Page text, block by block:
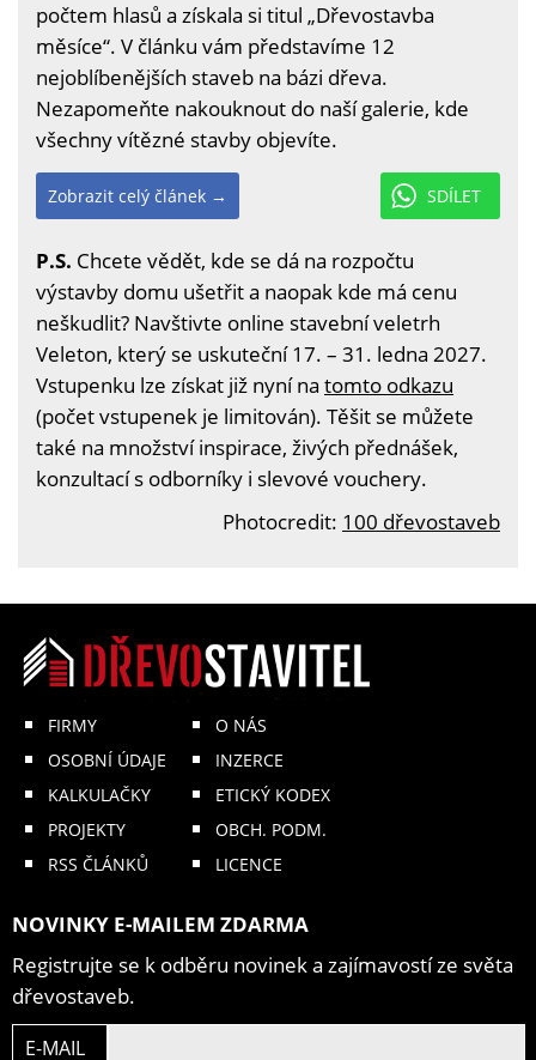
počtem hlasů a získala si titul „Dřevostavba
měsíce“. V článku vám představíme 12
nejoblíbenějších staveb na bázi dřeva.
Nezapomeňte nakouknout do naší galerie, kde
všechny vítězné stavby objevíte.
SDÍLET
Zobrazit celý článek →
P.S. Chcete vědět, kde se dá na rozpočtu
výstavby domu ušetřit a naopak kde má cenu
neškudlit? Navštivte online stavební veletrh
Veleton, který se uskuteční 17. – 31. ledna 2027.
Vstupenku lze získat již nyní na tomto odkazu
(počet vstupenek je limitován). Těšit se můžete
také na množství inspirace, živých přednášek,
konzultací s odborníky i slevové vouchery.
Photocredit: 100 dřevostaveb
FIRMY
OSOBNÍ ÚDAJE
KALKULAČKY
PROJEKTY
RSS ČLÁNKŮ
O NÁS
INZERCE
ETICKÝ KODEX
OBCH. PODM.
LICENCE
NOVINKY E-MAILEM ZDARMA
Registrujte se k odběru novinek a zajímavostí ze světa
dřevostaveb.
E-MAIL